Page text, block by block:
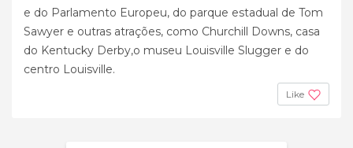
e do Parlamento Europeu, do parque estadual de Tom
Sawyer e outras atrações, como Churchill Downs, casa
do Kentucky Derby,o museu Louisville Slugger e do
centro Louisville.
Like